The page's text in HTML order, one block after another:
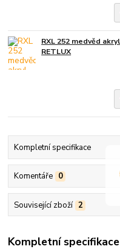
RXL 252 medvěd
RETLUX
Kompletní specifikace
Komentáře 0
Související zboží 2
Kompletní specifikace